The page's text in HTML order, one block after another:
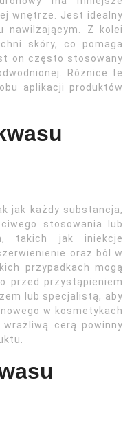
wnętrze. Jest idealny
nawilżającym. Z kolei
skóry, co pomaga
on często stosowany
Różnice te
aplikacji produktów
jak każdy substancja,
stosowania lub
takich jak iniekcje
oraz ból w
przypadkach mogą
przed przystąpieniem
lub specjalistą, aby
w kosmetykach
cerą powinny